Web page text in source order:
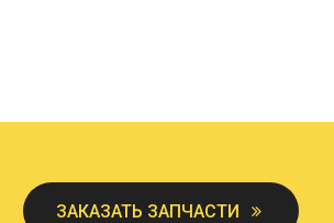
ЗАКАЗАТЬ ЗАПЧАСТИ